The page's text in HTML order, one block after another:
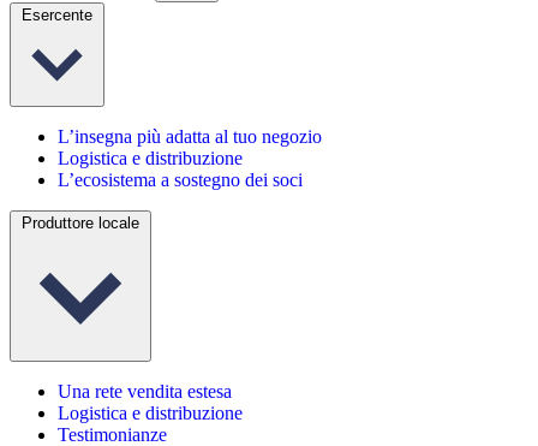
Esercente
L’insegna più adatta al tuo negozio
Logistica e distribuzione
L’ecosistema a sostegno dei soci
Produttore locale
Una rete vendita estesa
Logistica e distribuzione
Testimonianze